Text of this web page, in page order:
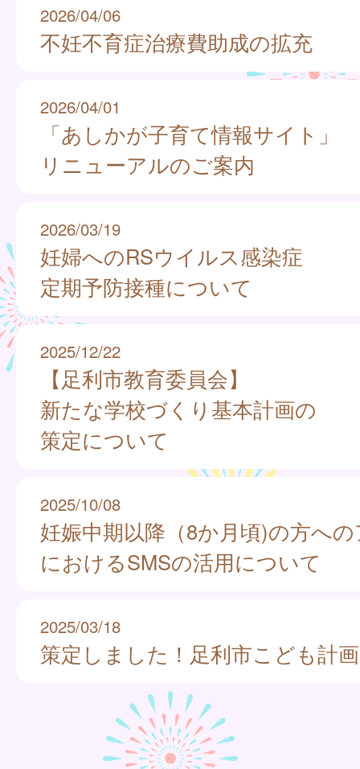
2026/04/06
不妊不育症治療費助成の拡充
2026/04/01
「あしかが子育て情報サイト」
リニューアルのご案内
2026/03/19
妊婦へのRSウイルス感染症
定期予防接種について
2025/12/22
【足利市教育委員会】
新たな学校づくり基本計画の
策定について
2025/10/08
妊娠中期以降（8か月頃)の方へ
におけるSMSの活用について
2025/03/18
策定しました！足利市こども計画